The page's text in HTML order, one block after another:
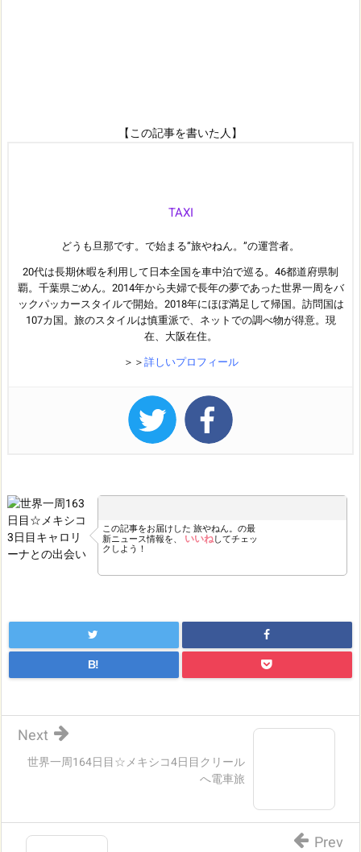
【この記事を書いた人】
TAXI
どうも旦那です。で始まる”旅やねん。”の運営者。
20代は長期休暇を利用して日本全国を車中泊で巡る。46都道府県制
覇。千葉県ごめん。2014年から夫婦で長年の夢であった世界一周をバ
ックパッカースタイルで開始。2018年にほぼ満足して帰国。訪問国は
107カ国。旅のスタイルは慎重派で、ネットでの調べ物が得意。現
在、大阪在住。
＞＞ 詳しいプロフィール
この記事をお届けした 旅やねん。の最
新ニュース情報を、
いいねしてチェッ
クしよう！
B!
世界一周164日目☆メキシコ4日目クリール
へ電車旅
Next
Prev